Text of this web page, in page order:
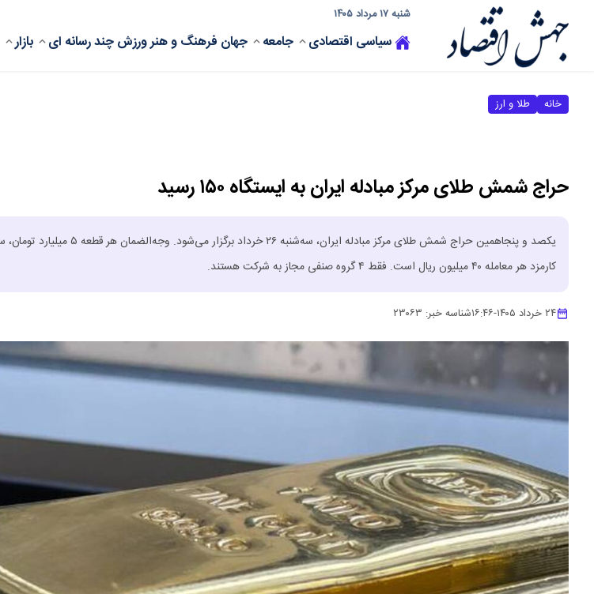
شنبه ۱۷ مرداد ۱۴۰۵
سیاسی اقتصادی جامعه جهان فرهنگ و هنرورزشچند رسانه ای بازار
خانه طلا و ارز
حراج شمش طلای مرکز مبادله ایران به ایستگاه ۱۵۰ رسید
کارمزد هر معامله ۴۰ میلیون ریال است. فقط ۴ گروه صنفی مجاز به شرکت هستند.
۲۴ خرداد ۱۴۰۵ -۱۶:۴۶شناسه خبر: ۲۳۰۶۳